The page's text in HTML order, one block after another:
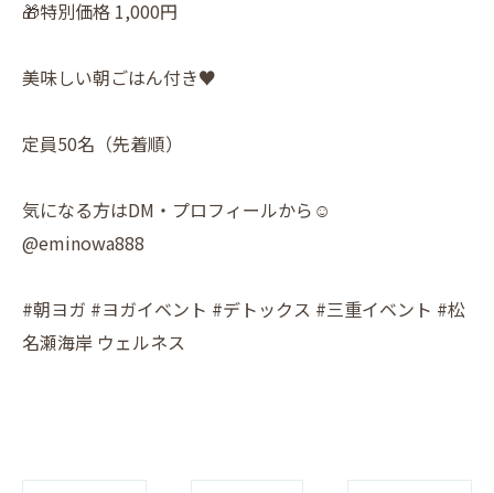
🎁特別価格 1,000円
美味しい朝ごはん付き♥️
定員50名（先着順）
気になる方はDM・プロフィールから☺️
@eminowa888
#朝ヨガ #ヨガイベント #デトックス #三重イベント #松
名瀬海岸 ウェルネス